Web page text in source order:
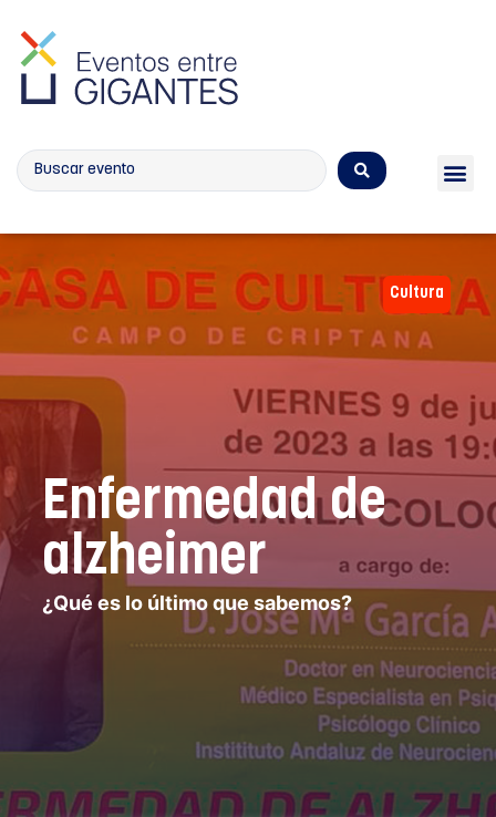
Enfermedad de
alzheimer
¿Qué es lo último que sabemos?
Cultura